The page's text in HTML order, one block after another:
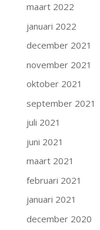
maart 2022
januari 2022
december 2021
november 2021
oktober 2021
september 2021
juli 2021
juni 2021
maart 2021
februari 2021
januari 2021
december 2020